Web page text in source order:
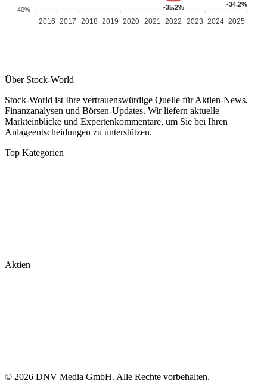
-40% -35.2% -34.2%
2016 2017 2018 2019 2020 2021 2022 2023 2024 2025
Über Stock-World
Stock-World ist Ihre vertrauenswürdige Quelle für Aktien-News,
Finanzanalysen und Börsen-Updates. Wir liefern aktuelle
Markteinblicke und Expertenkommentare, um Sie bei Ihren
Anlageentscheidungen zu unterstützen.
Top Kategorien
Aktien
© 2026 DNV Media GmbH. Alle Rechte vorbehalten.